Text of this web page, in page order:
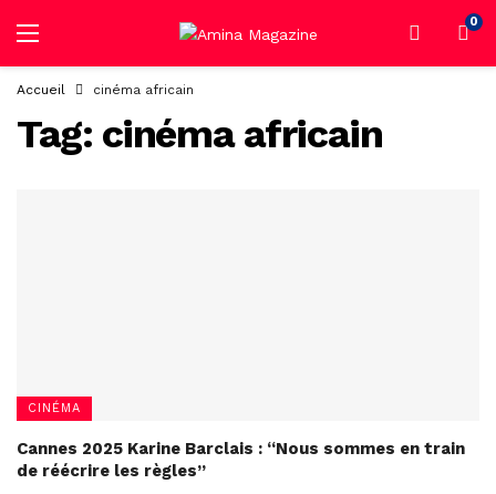
0
Accueil cinéma africain
Tag: cinéma africain
CINÉMA
Cannes 2025 Karine Barclais : “Nous sommes en train
de réécrire les règles”